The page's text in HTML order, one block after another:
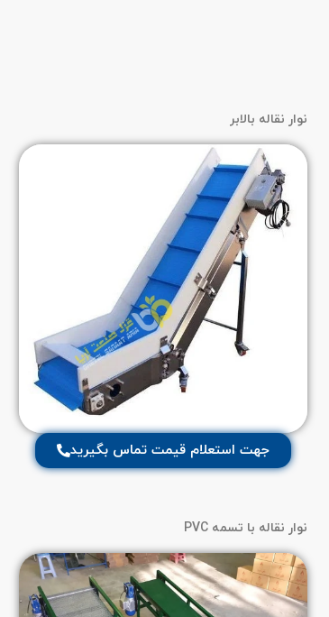
نوار نقاله بالابر
جهت استعلام قیمت تماس بگیرید
نوار نقاله با تسمه PVC